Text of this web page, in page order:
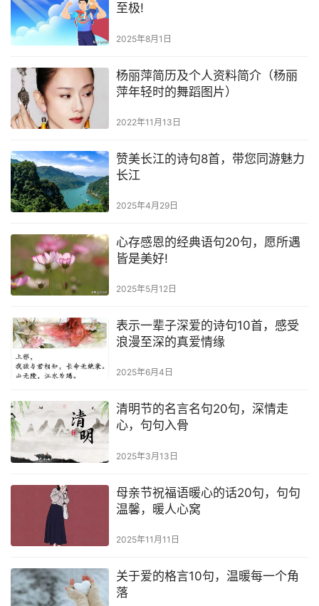
至极!
2025年8月1日
杨丽萍简历及个人资料简介（杨丽
萍年轻时的舞蹈图片）
2022年11月13日
赞美长江的诗句8首，带您同游魅力
长江
2025年4月29日
心存感恩的经典语句20句，愿所遇
皆是美好!
2025年5月12日
表示一辈子深爱的诗句10首，感受
浪漫至深的真爱情缘
2025年6月4日
清明节的名言名句20句，深情走
心，句句入骨
2025年3月13日
母亲节祝福语暖心的话20句，句句
温馨，暖人心窝
2025年11月11日
关于爱的格言10句，温暖每一个角
落